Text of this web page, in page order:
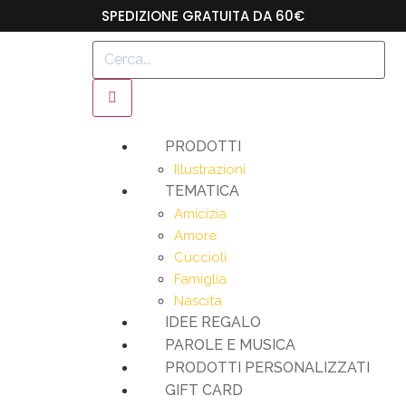
SPEDIZIONE GRATUITA DA 60€
PRODOTTI
Illustrazioni
TEMATICA
Amicizia
Amore
Cuccioli
Famiglia
Nascita
IDEE REGALO
PAROLE E MUSICA
PRODOTTI PERSONALIZZATI
GIFT CARD